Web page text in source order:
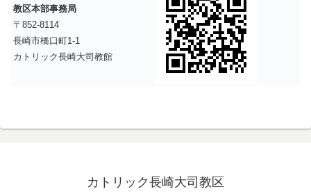
教区本部事務局
〒852-8114
長崎市橋口町1-1
カトリック長崎大司教館
カトリック長崎大司教区